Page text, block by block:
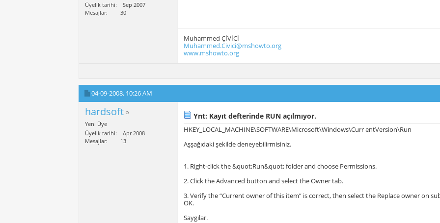
Üyelik tarihi
Sep 2007
Mesajlar
30
Muhammed ÇİVİCİ
Muhammed.Civici@mshowto.org
www.mshowto.org
04-09-2008, 10:26 AM
hardsoft
Yeni Üye
Üyelik tarihi
Apr 2008
Mesajlar
13
Ynt: Kayıt defterinde RUN açılmıyor.
HKEY_LOCAL_MACHINE\SOFTWARE\Microsoft\Windows\Curr entVersion\Run
Aşşağıdaki şekilde deneyebilirmisiniz.
1. Right-click the &quot;Run&quot; folder and choose Permissions.
2. Click the Advanced button and select the Owner tab.
3. Verify the “Current owner of this item” is correct, then select the Replace owner on
OK.
Saygılar.